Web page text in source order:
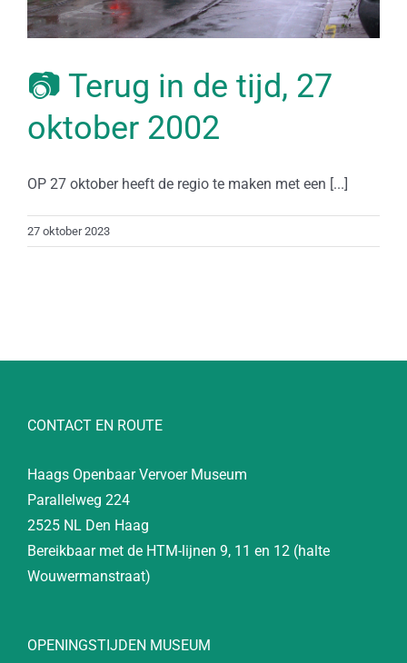
📷 Terug in de tijd, 27
oktober 2002
OP 27 oktober heeft de regio te maken met een [...]
27 oktober 2023
CONTACT EN ROUTE
Haags Openbaar Vervoer Museum
Parallelweg 224
2525 NL Den Haag
Bereikbaar met de HTM-lijnen 9, 11 en 12 (halte
Wouwermanstraat)
OPENINGSTIJDEN MUSEUM